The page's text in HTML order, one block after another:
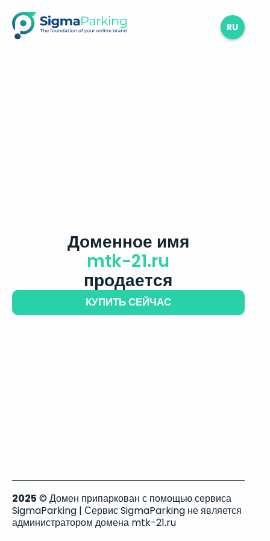
RU
Доменное имя
mtk-21.ru
продается
КУПИТЬ СЕЙЧАС
2025 © Домен припаркован с помощью сервиса
SigmaParking | Сервис SigmaParking не является
администратором домена mtk-21.ru